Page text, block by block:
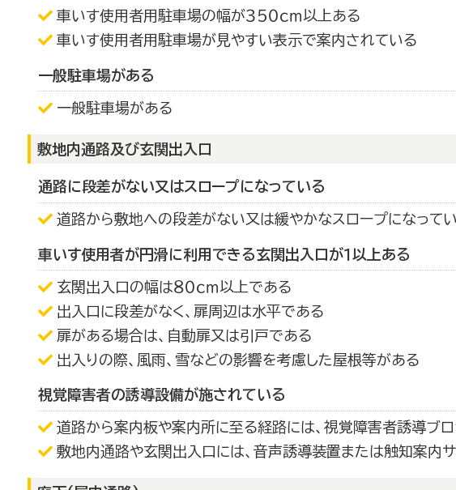
車いす使用者用駐車場の幅が３５０ｃｍ以上ある
車いす使用者用駐車場が見やすい表示で案内されている
一般駐車場がある
一般駐車場がある
敷地内通路及び玄関出入口
通路に段差がない又はスロープになっている
道路から敷地への段差がない又は緩やかなスロープになって
車いす使用者が円滑に利用できる玄関出入口が１以上ある
玄関出入口の幅は８０ｃｍ以上である
出入口に段差がなく、扉周辺は水平である
扉がある場合は、自動扉又は引戸である
出入りの際、風雨、雪などの影響を考慮した屋根等がある
視覚障害者の誘導設備が施されている
道路から案内板や案内所に至る経路には、視覚障害者誘導ブ
敷地内通路や玄関出入口には、音声誘導装置または触知案内